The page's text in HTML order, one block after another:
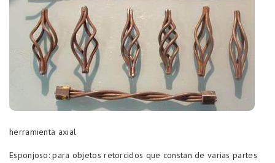
herramienta axial
Esponjoso: para objetos retorcidos que constan de varias partes